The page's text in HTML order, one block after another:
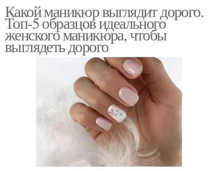
Какой маникюр выглядит дорого.
Топ-5 образцов идеального
женского маникюра, чтобы
выглядеть дорого